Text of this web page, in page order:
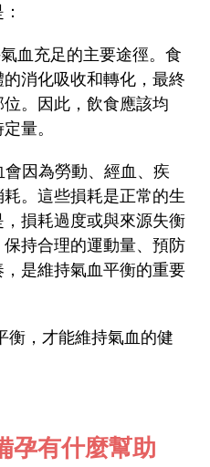
血充足的主要途徑。食
消化吸收和轉化，最終
。因此，飲食應該均
量。
會因為勞動、經血、疾
。這些損耗是正常的生
損耗過度或與來源失衡
持合理的運動量、預防
是維持氣血平衡的重要
衡，才能維持氣血的健
孕有什麼幫助